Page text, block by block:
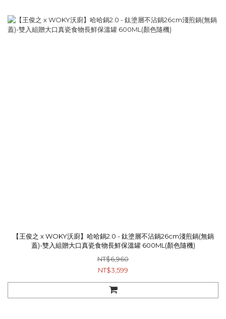
【王俊之 x WOKY沃廚】哈哈鍋2.0 - 鈦塗層不沾鍋26cm淺煎鍋(無鍋
蓋)-雙入組贈大口真瓷食物長鮮保溫罐 600ML(顏色隨機)
NT$6,960
NT$3,599